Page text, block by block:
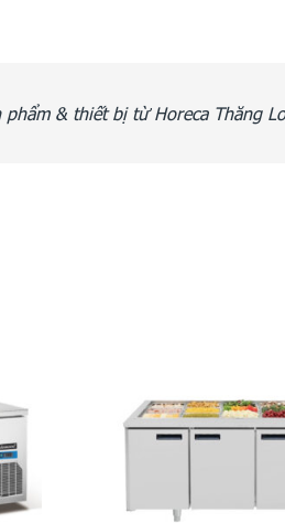
& thiết bị từ Horeca Thăng